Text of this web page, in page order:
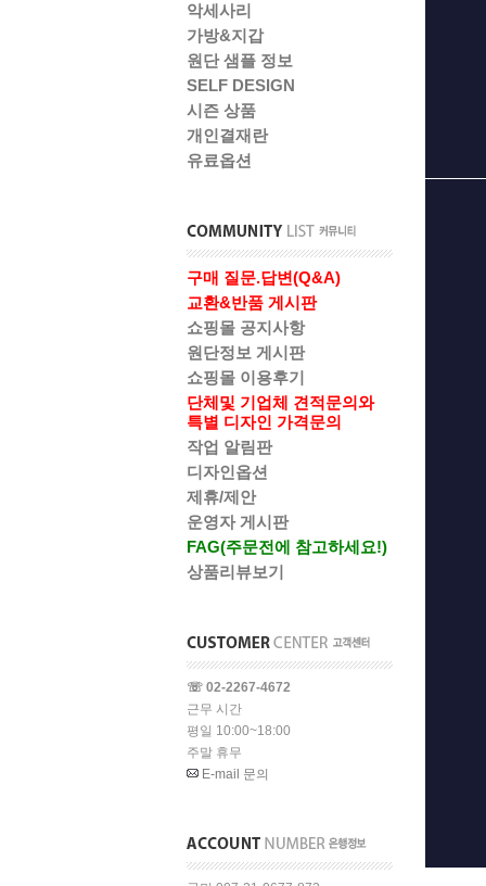
악세사리
가방&지갑
원단 샘플 정보
SELF DESIGN
시즌 상품
개인결재란
유료옵션
구매 질문.답변(Q&A)
교환&반품 게시판
쇼핑몰 공지사항
원단정보 게시판
쇼핑몰 이용후기
단체및 기업체 견적문의와
특별 디자인 가격문의
작업 알림판
디자인옵션
제휴/제안
운영자 게시판
FAG(주문전에 참고하세요!)
상품리뷰보기
☏ 02-2267-4672
근무 시간
평일 10:00~18:00
주말 휴무
E-mail 문의